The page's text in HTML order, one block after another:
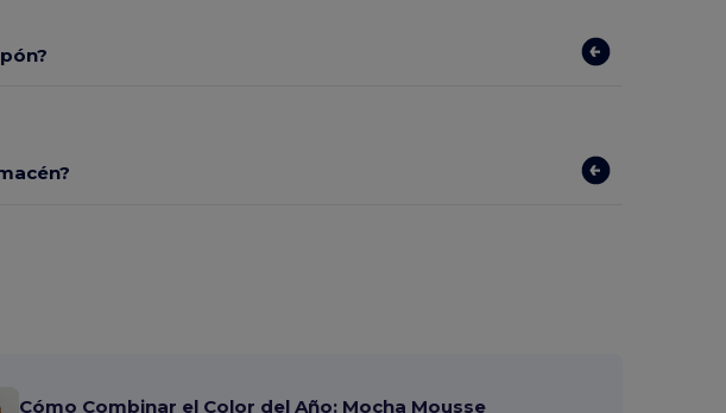
Cómo Combinar el Color del Año: Mocha Mousse